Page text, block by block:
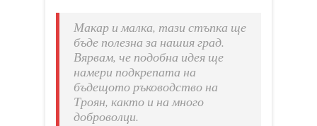
Макар и малка, тази стъпка ще
бъде полезна за нашия град.
Вярвам, че подобна идея ще
намери подкрепата на
бъдещото ръководство на
Троян, както и на много
доброволци.